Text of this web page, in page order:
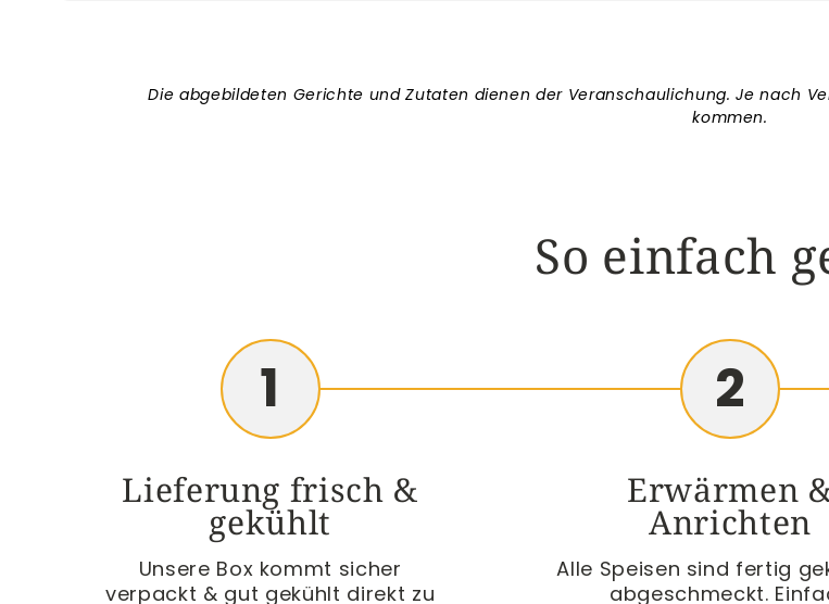
Die abgebildeten Gerichte und Zutaten dienen der Veranschaulichung. Je nach
kommen.
So einfach
1
Lieferung frisch &
gekühlt
Unsere Box kommt sicher
verpackt & gut gekühlt direkt zu
2
Erwärmen
Anrichten
Alle Speisen sind fertig
abgeschmeckt.